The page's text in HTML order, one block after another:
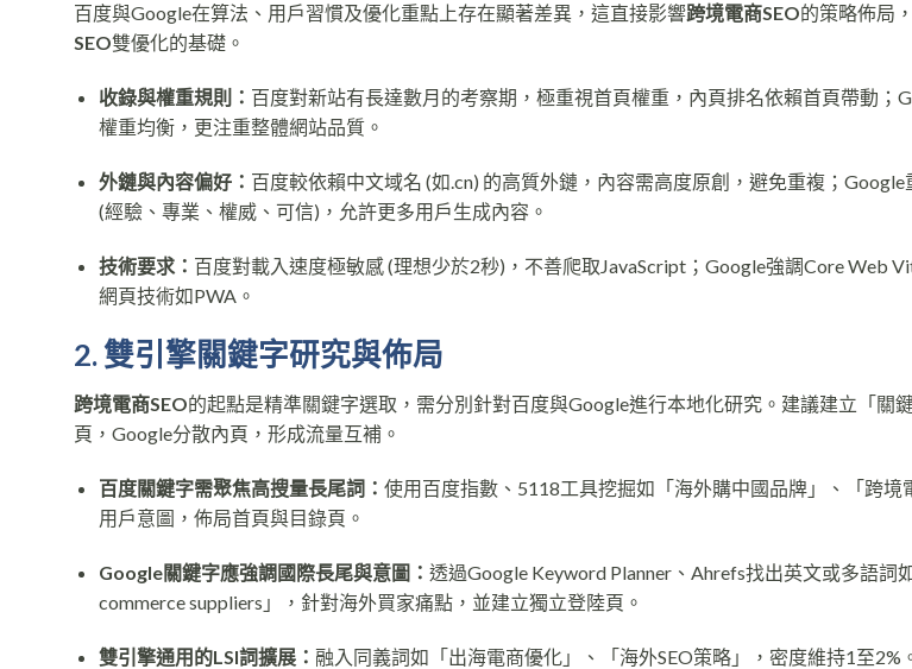
百度與Google在算法、用戶習慣及優化重點上存在顯著差異，這直接影響跨境電商SEO的策略佈局
SEO雙優化的基礎。
收錄與權重規則： 百度對新站有長達數月的考察期，極重視首頁權重，內頁排名依賴首頁帶動；
權重均衡，更注重整體網站品質。
外鏈與內容偏好： 百度較依賴中文域名 (如.cn) 的高質外鏈，內容需高度原創，避免重複；
(經驗、專業、權威、可信)，允許更多用戶生成內容。
技術要求： 百度對載入速度極敏感 (理想少於2秒)，不善爬取JavaScript；Google強調Core Web
網頁技術如PWA。
2. 雙引擎關鍵字研究與佈局
跨境電商SEO的起點是精準關鍵字選取，需分別針對百度與Google進行本地化研究。建議建立「關
頁，Google分散內頁，形成流量互補。
百度關鍵字需聚焦高搜量長尾詞： 使用百度指數、5118工具挖掘如「海外購中國品牌」、「跨境
用戶意圖，佈局首頁與目錄頁。
Google關鍵字應強調國際長尾與意圖： 透過Google Keyword Planner、Ahrefs找出英文或多語詞
commerce suppliers」，針對海外買家痛點，並建立獨立登陸頁。
雙引擎通用的LSI詞擴展： 融入同義詞如「出海電商優化」、「海外SEO策略」，密度維持1至2%